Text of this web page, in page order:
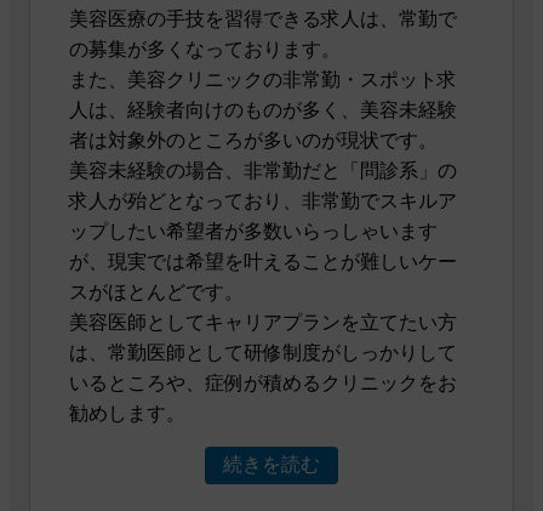
美容医療の手技を習得できる求人は、常勤で
の募集が多くなっております。
また、美容クリニックの非常勤・スポット求
人は、経験者向けのものが多く、美容未経験
者は対象外のところが多いのが現状です。
美容未経験の場合、非常勤だと「問診系」の
求人が殆どとなっており、非常勤でスキルア
ップしたい希望者が多数いらっしゃいます
が、現実では希望を叶えることが難しいケー
スがほとんどです。
美容医師としてキャリアプランを立てたい方
は、常勤医師として研修制度がしっかりして
いるところや、症例が積めるクリニックをお
勧めします。
続きを読む